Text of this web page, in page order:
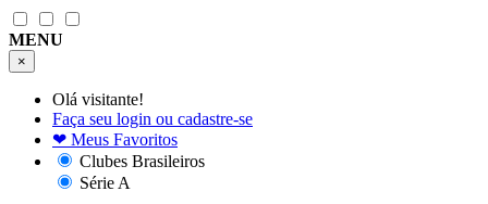
MENU
×
Olá visitante!
Faça seu login ou cadastre-se
❤ Meus Favoritos
Clubes Brasileiros
Série A